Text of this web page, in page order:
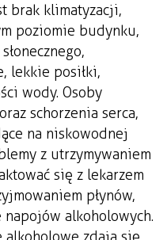
brak klimatyzacji,
poziomie budynku,
lekkie posiłki,
wody. Osoby
schorzenia serca,
na niskowodnej
z utrzymywaniem
się z lekarzem
płynów,
alkoholowych.